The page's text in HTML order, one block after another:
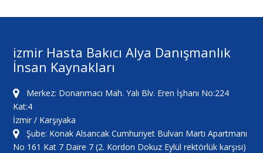
izmir Hasta Bakıcı Alya Danışmanlık
İnsan Kaynakları
Merkez: Donanmacı Mah. Yalı Blv. Eren İşhanı No:224
Kat:4
İzmir / Karşıyaka
Şube: Konak Alsancak Cumhuriyet Bulvarı Martı Apartmanı
No 161 Kat 7 Daire 7 (2. Kordon Dokuz Eylül rektörlük karşısı)